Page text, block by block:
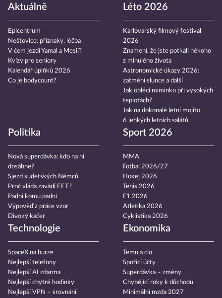
Aktuálně
Epicentrum
Neštovice: příznaky, léčba
V čem jezdí Yamal a Mesii?
Kvízy pro seniory
Kalendář úplňků 2026
Co je bodycount?
Léto 2026
Karlovarský filmový festival
2026
Znamení, že jste potkali někoho
z minulého života
Astronomické úkazy 2026:
zatmění slunce a další
Jak obléci miminko při vysokých
teplotách?
Jak na dokonalé letní mojito
6 lehkých letních salátů
Politika
Nová superdávka: kdo na ní
dosáhne?
Sjezd sudetských Němců
Proč vláda zavádí EET?
Padni komu padni
Výpověď z práce vzor
Divoký kačer
Sport 2026
MMA
Fotbal 2026/27
Hokej 2026
Tenis 2026
F1 2026
Atletika 2026
Cyklistika 2026
Technologie
SpaceX na burze
Nejlepší telefony
Nejlepší AI zdarma
Nejlepší chytré hodinky
Nejlepší VPN – srovnání
Ekonomika
Temu a clo
Spořicí účty
Superdávka – změny
Chybějící roky k důchodu
Minimální mzda 2027